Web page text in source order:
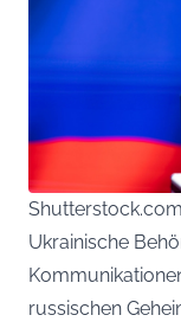
Shutterstock.com
Ukrainische
russischen